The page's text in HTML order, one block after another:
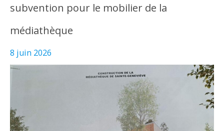
subvention pour le mobilier de la
médiathèque
8 juin 2026